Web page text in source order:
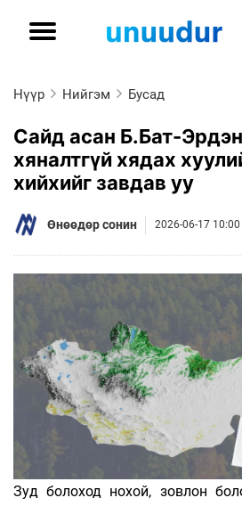
Нүүр Нийгэм Бусад
Сайд асан Б.Бат-
хяналтгүй хядах
хийхийг завдав уу
Өнөөдөр сонин 2026-06-17 10:00
Зуд болоход нохой, зовлон